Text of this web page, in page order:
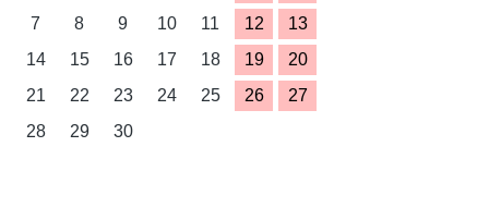
7
8 9 10 11 12
13
14
15 16 17 18 19
20
21
22 23 24 25 26
27
28
29 30